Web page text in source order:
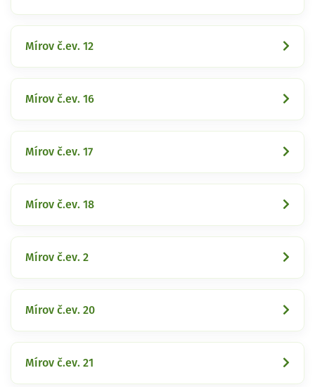
Mírov č.ev. 12
Mírov č.ev. 16
Mírov č.ev. 17
Mírov č.ev. 18
Mírov č.ev. 2
Mírov č.ev. 20
Mírov č.ev. 21